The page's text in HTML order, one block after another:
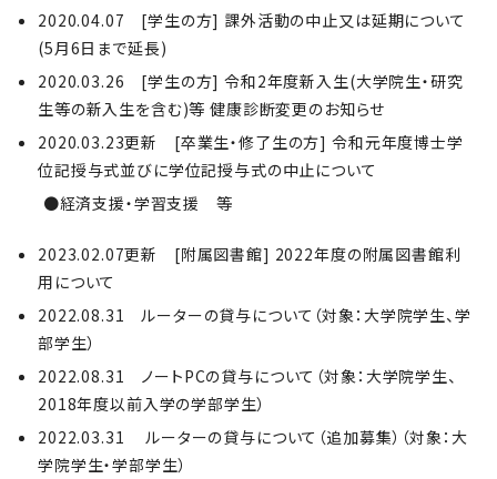
2020.04.07 [学生の方] 課外活動の中止又は延期について
(5月6日まで延長)
2020.03.26 [学生の方] 令和2年度新入生(大学院生・研究
生等の新入生を含む)等 健康診断変更のお知らせ
2020.03.23更新 [卒業生・修了生の方] 令和元年度博士学
位記授与式並びに学位記授与式の中止について
●経済支援・学習支援 等
2023.02.07更新 [附属図書館] 2022年度の附属図書館利
用について
2022.08.31 ルーターの貸与について（対象：大学院学生、学
部学生）
2022.08.31 ノートPCの貸与について（対象：大学院学生、
2018年度以前入学の学部学生）
2022.03.31 ルーターの貸与について（追加募集）（対象：大
学院学生・学部学生）